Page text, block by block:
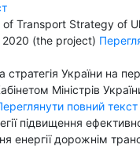
Transport Strategy of
(the project)
стратегія України на
Міністрів
повний текст
підвищення
енергії дорожнім